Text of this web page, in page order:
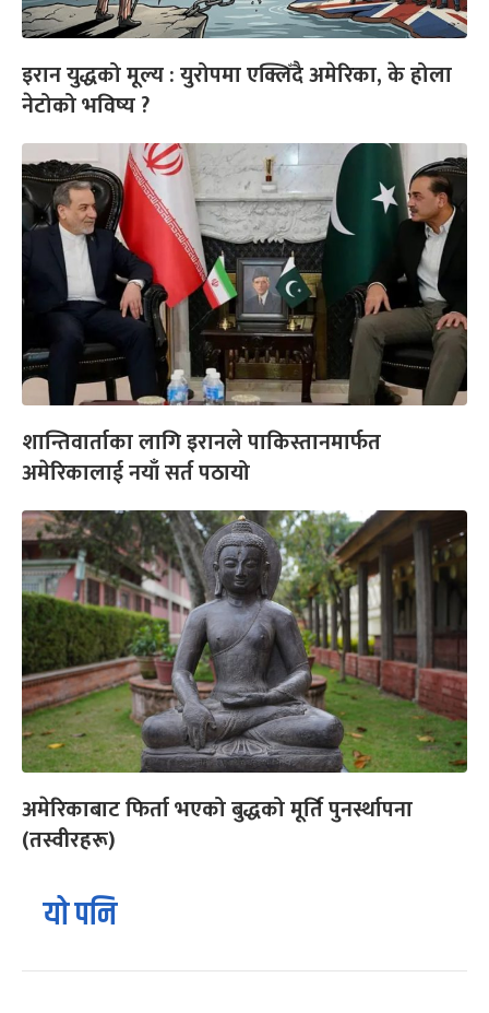
इरान युद्धको मूल्य : युरोपमा एक्लिँदै अमेरिका, के होला
नेटोको भविष्य ?
शान्तिवार्ताका लागि इरानले पाकिस्तानमार्फत
अमेरिकालाई नयाँ सर्त पठायो
अमेरिकाबाट फिर्ता भएको बुद्धको मूर्ति पुनर्स्थापना
(तस्वीरहरू)
यो पनि